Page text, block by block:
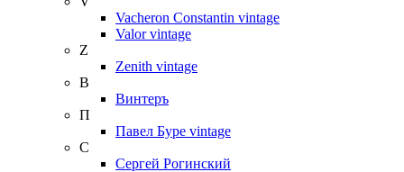
Vacheron Constantin vintage
Valor vintage
Z
Zenith vintage
В
Винтеръ
П
Павел Буре vintage
С
Сергей Рогинский